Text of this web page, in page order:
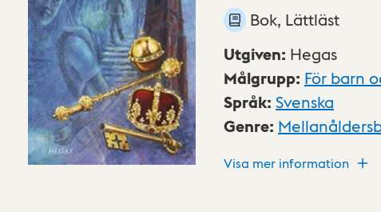
Bok, Lättläst
Utgiven: Hegas
Målgrupp: För barn
Språk: Svenska
Genre:
Visa mer information